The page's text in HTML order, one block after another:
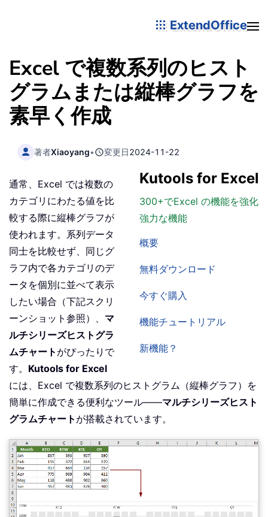
ExtendOffice
Excel で複数系列のヒスト
グラムまたは縦棒グラフを
素早く作成
著者Xiaoyang• 変更日2024-11-22
Kutools for Excel
300+でExcel の機能を強化
強力な機能
概要
無料ダウンロード
今すぐ購入
機能チュートリアル
新機能？
通常、Excel では複数の
カテゴリにわたる値を比
較する際に縦棒グラフが
使われます。系列データ
同士を比較せず、同じグ
ラフ内で各カテゴリのデ
ータを個別に並べて表示
したい場合（下記スクリ
ーンショット参照）、 マ
ルチシリーズヒストグラ
ムチャート がぴったりで
す。 Kutools for Excel
には、Excel で複数系列のヒストグラム（縦棒グラフ）を
簡単に作成できる便利なツール——マルチシリーズヒスト
グラムチャート が搭載されています。